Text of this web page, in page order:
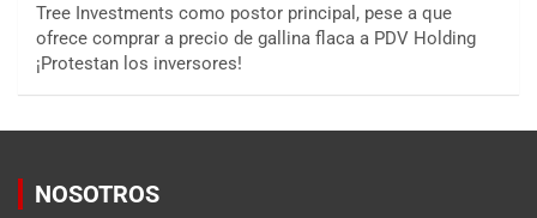
Tree Investments como postor principal, pese a que
ofrece comprar a precio de gallina flaca a PDV Holding
¡Protestan los inversores!
NOSOTROS